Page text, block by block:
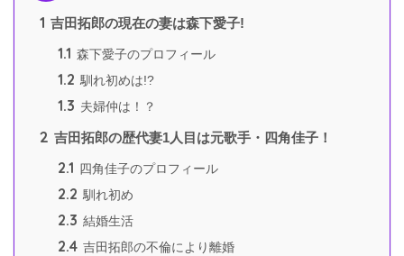
1 吉田拓郎の現在の妻は森下愛子!
1.1 森下愛子のプロフィール
1.2 馴れ初めは!?
1.3 夫婦仲は！？
2 吉田拓郎の歴代妻1人目は元歌手・四角佳子！
2.1 四角佳子のプロフィール
2.2 馴れ初め
2.3 結婚生活
2.4 吉田拓郎の不倫により離婚